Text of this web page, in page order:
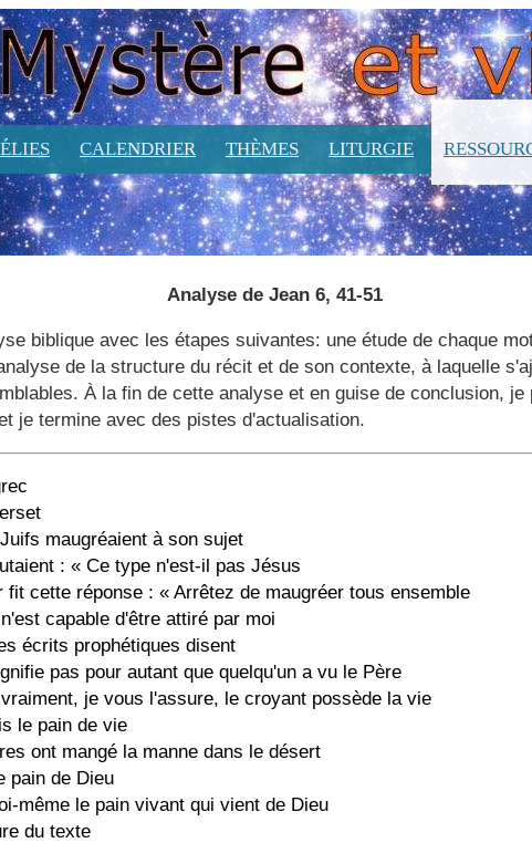
CALENDRIER THÈMES LITURGIE
Analyse de Jean 6, 41-51
biblique avec les étapes suivantes: une étude de chaque
de la structure du récit et de son contexte, à laquelle
À la fin de cette analyse et en guise de conclusion,
je termine avec des pistes d'actualisation.
maugréaient à son sujet
: « Ce type n'est-il pas Jésus
fit cette réponse : « Arrêtez de maugréer tous ensemble
capable d'être attiré par moi
écrits prophétiques disent
pas pour autant que quelqu'un a vu le Père
je vous l'assure, le croyant possède la vie
le pain de vie
ont mangé la manne dans le désert
pain de Dieu
même le pain vivant qui vient de Dieu
du texte